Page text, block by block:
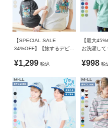
ガ
ド
く
あ
る
ご
質
問
ゆるっとしたボトムスを合
め。
程よくトレンド感のあるリラ
1枚で着用するのはもちろん
かせるとこなれ感のある印象
ご注意事項
・乾燥機のご使用はお避けく
・摩擦や水、汗などで色が
さい。
・平置きにて採寸しているた
生じる場合があります。あら
・生産時期により、多少色
素材・サイズ等の品質に違い
・ご使用のパソコンやブラ
多少異なる場合がございます
【SPECIAL SALE
34%OFF】【旅するデビロ
シャツ
¥1,299 税込
【最大
お洗濯して
ャツ
¥998 税